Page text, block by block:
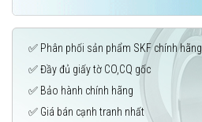
✅ Phân phối sản phẩm SKF chính hãng
✅ Đầy đủ giấy tờ CO,CQ gốc
✅ Bảo hành chính hãng
✅ Giá bán cạnh tranh nhất